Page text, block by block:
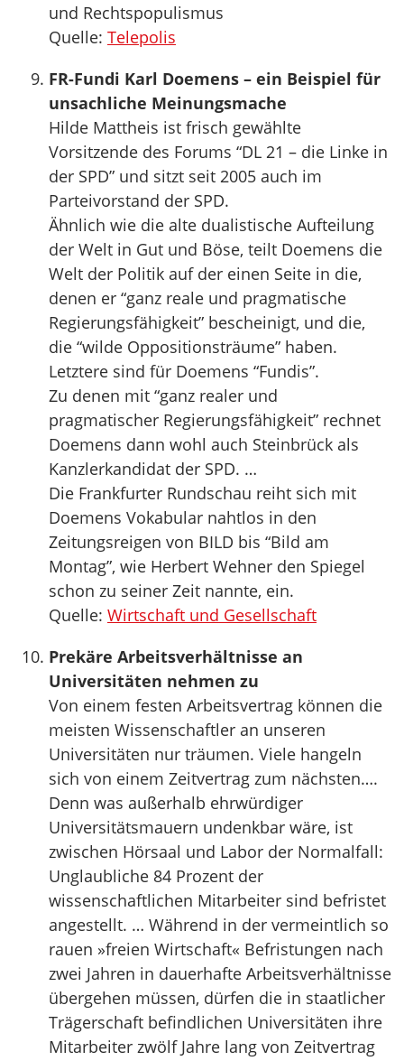
und Rechtspopulismus
Quelle: Telepolis
FR-Fundi Karl Doemens – ein Beispiel für
unsachliche Meinungsmache
Hilde Mattheis ist frisch gewählte
Vorsitzende des Forums “DL 21 – die Linke in
der SPD” und sitzt seit 2005 auch im
Parteivorstand der SPD.
Ähnlich wie die alte dualistische Aufteilung
der Welt in Gut und Böse, teilt Doemens die
Welt der Politik auf der einen Seite in die,
denen er “ganz reale und pragmatische
Regierungsfähigkeit” bescheinigt, und die,
die “wilde Oppositionsträume” haben.
Letztere sind für Doemens “Fundis”.
Zu denen mit “ganz realer und
pragmatischer Regierungsfähigkeit” rechnet
Doemens dann wohl auch Steinbrück als
Kanzlerkandidat der SPD. …
Die Frankfurter Rundschau reiht sich mit
Doemens Vokabular nahtlos in den
Zeitungsreigen von BILD bis “Bild am
Montag”, wie Herbert Wehner den Spiegel
schon zu seiner Zeit nannte, ein.
Quelle: Wirtschaft und Gesellschaft
Prekäre Arbeitsverhältnisse an
Universitäten nehmen zu
Von einem festen Arbeitsvertrag können die
meisten Wissenschaftler an unseren
Universitäten nur träumen. Viele hangeln
sich von einem Zeitvertrag zum nächsten….
Denn was außerhalb ehrwürdiger
Universitätsmauern undenkbar wäre, ist
zwischen Hörsaal und Labor der Normalfall:
Unglaubliche 84 Prozent der
wissenschaftlichen Mitarbeiter sind befristet
angestellt. … Während in der vermeintlich so
rauen »freien Wirtschaft« Befristungen nach
zwei Jahren in dauerhafte Arbeitsverhältnisse
übergehen müssen, dürfen die in staatlicher
Trägerschaft befindlichen Universitäten ihre
Mitarbeiter zwölf Jahre lang von Zeitvertrag